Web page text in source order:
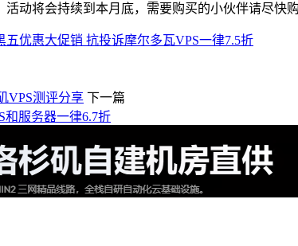
动将会持续到本月底，需要购买的小伙伴请尽快
五优惠大促销 抗投诉摩尔多瓦VPS一律7.5折
VPS测评分享 下一篇
和服务器一律6.7折